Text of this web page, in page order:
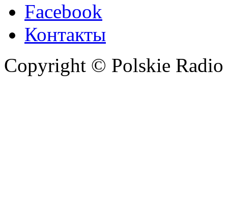
Facebook
Контакты
Copyright © Polskie